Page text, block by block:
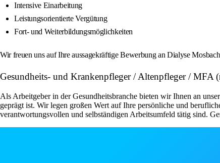
Intensive Einarbeitung
Leistungsorientierte Vergütung
Fort- und Weiterbildungsmöglichkeiten
Wir freuen uns auf Ihre aussagekräftige Bewerbung an Dialyse
Gesundheits- und Krankenpfleger / Altenpfleger / MFA
Als Arbeitgeber in der Gesundheitsbranche bieten wir Ihnen an
geprägt ist. Wir legen großen Wert auf Ihre persönliche und
verantwortungsvollen und selbständigen Arbeitsumfeld tätig sind.